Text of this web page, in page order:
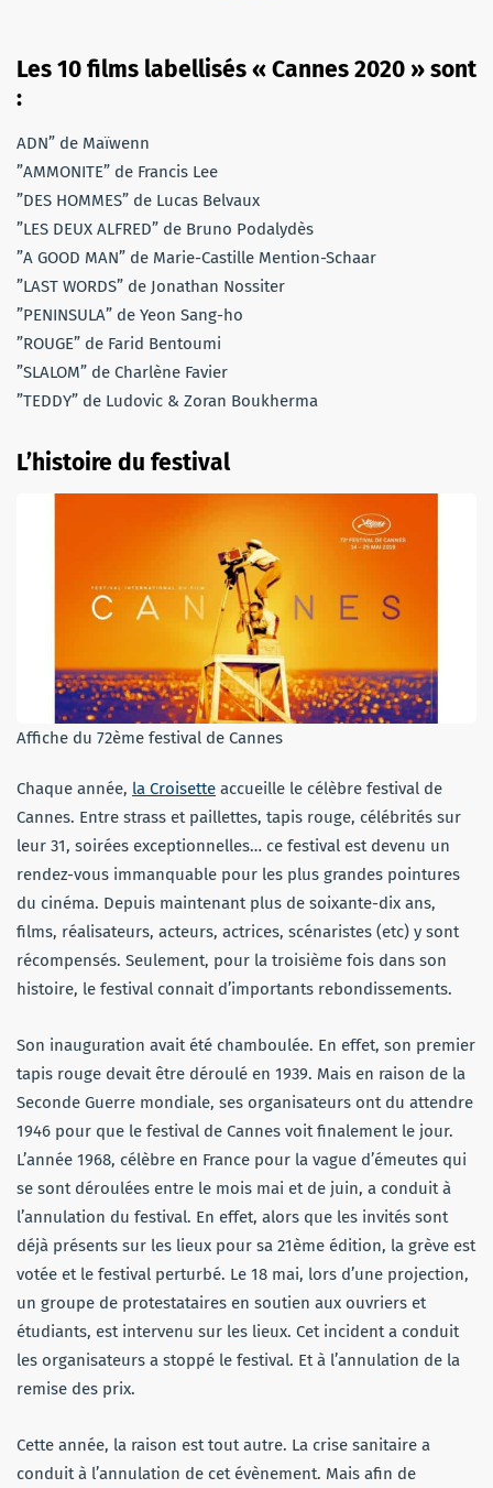
Les 10 films labellisés « Cannes 2020 » sont
:
ADN” de Maïwenn
”AMMONITE” de Francis Lee
”DES HOMMES” de Lucas Belvaux
”LES DEUX ALFRED” de Bruno Podalydès
”A GOOD MAN” de Marie-Castille Mention-Schaar
”LAST WORDS” de Jonathan Nossiter
”PENINSULA” de Yeon Sang-ho
”ROUGE” de Farid Bentoumi
”SLALOM” de Charlène Favier
”TEDDY” de Ludovic & Zoran Boukherma
L’histoire du festival
Affiche du 72ème festival de Cannes
Chaque année, la Croisette accueille le célèbre festival de
Cannes. Entre strass et paillettes, tapis rouge, célébrités sur
leur 31, soirées exceptionnelles… ce festival est devenu un
rendez-vous immanquable pour les plus grandes pointures
du cinéma. Depuis maintenant plus de soixante-dix ans,
films, réalisateurs, acteurs, actrices, scénaristes (etc) y sont
récompensés. Seulement, pour la troisième fois dans son
histoire, le festival connait d’importants rebondissements.
Son inauguration avait été chamboulée. En effet, son premier
tapis rouge devait être déroulé en 1939. Mais en raison de la
Seconde Guerre mondiale, ses organisateurs ont du attendre
1946 pour que le festival de Cannes voit finalement le jour.
L’année 1968, célèbre en France pour la vague d’émeutes qui
se sont déroulées entre le mois mai et de juin, a conduit à
l’annulation du festival. En effet, alors que les invités sont
déjà présents sur les lieux pour sa 21ème édition, la grève est
votée et le festival perturbé. Le 18 mai, lors d’une projection,
un groupe de protestataires en soutien aux ouvriers et
étudiants, est intervenu sur les lieux. Cet incident a conduit
les organisateurs a stoppé le festival. Et à l’annulation de la
remise des prix.
Cette année, la raison est tout autre. La crise sanitaire a
conduit à l’annulation de cet évènement. Mais afin de